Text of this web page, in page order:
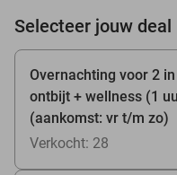
Selecteer jouw deal
Overnachting voor 2
ontbijt + wellness (1
(aankomst: vr t/m zo)
Verkocht: 28